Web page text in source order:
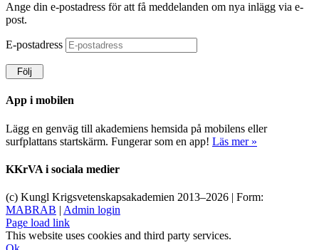
Ange din e-postadress för att få meddelanden om nya inlägg via e-
post.
E-postadress
Följ
App i mobilen
Lägg en genväg till akademiens hemsida på mobilens eller
surfplattans startskärm. Fungerar som en app! Läs mer »
KKrVA i sociala medier
(c) Kungl Krigsvetenskapsakademien 2013–2026 | Form:
MABRAB | Admin login
Page load link
This website uses cookies and third party services.